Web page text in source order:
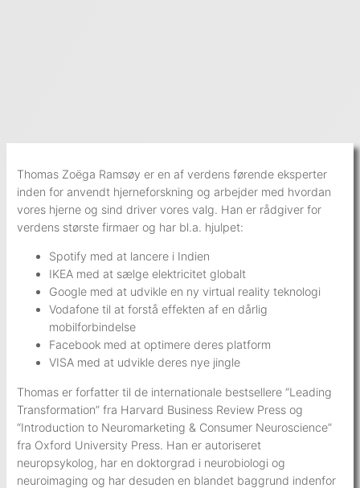
Thomas Zoëga Ramsøy er en af verdens førende eksperter
inden for anvendt hjerneforskning og arbejder med hvordan
vores hjerne og sind driver vores valg. Han er rådgiver for
verdens største firmaer og har bl.a. hjulpet:
Spotify med at lancere i Indien
IKEA med at sælge elektricitet globalt
Google med at udvikle en ny virtual reality teknologi
Vodafone til at forstå effekten af en dårlig
mobilforbindelse
Facebook med at optimere deres platform
VISA med at udvikle deres nye jingle
Thomas er forfatter til de internationale bestsellere “Leading
Transformation” fra Harvard Business Review Press og
“Introduction to Neuromarketing & Consumer Neuroscience”
fra Oxford University Press. Han er autoriseret
neuropsykolog, har en doktorgrad i neurobiologi og
neuroimaging og har desuden en blandet baggrund indenfor